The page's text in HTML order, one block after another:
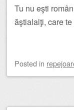
Tu nu eşti
ăştialalţi, care
Posted in